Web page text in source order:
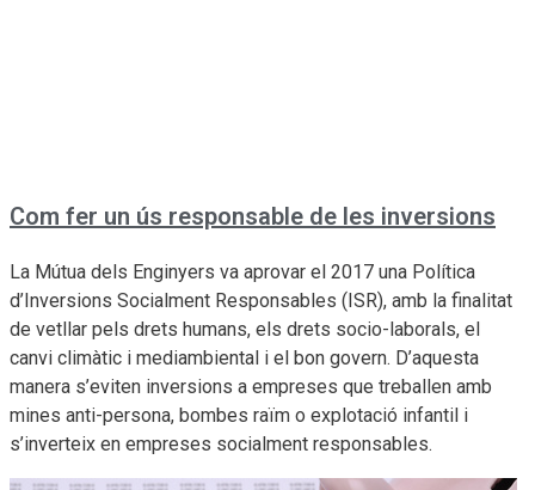
Com fer un ús responsable de les inversions
La Mútua dels Enginyers va aprovar el 2017 una Política
d’Inversions Socialment Responsables (ISR), amb la finalitat
de vetllar pels drets humans, els drets socio-laborals, el
canvi climàtic i mediambiental i el bon govern. D’aquesta
manera s’eviten inversions a empreses que treballen amb
mines anti-persona, bombes raïm o explotació infantil i
s’inverteix en empreses socialment responsables.